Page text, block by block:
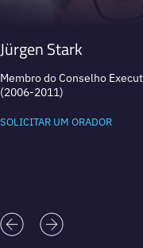
Jürgen Stark
Membro do Conselho
(2006-2011)
SOLICITAR UM ORADOR